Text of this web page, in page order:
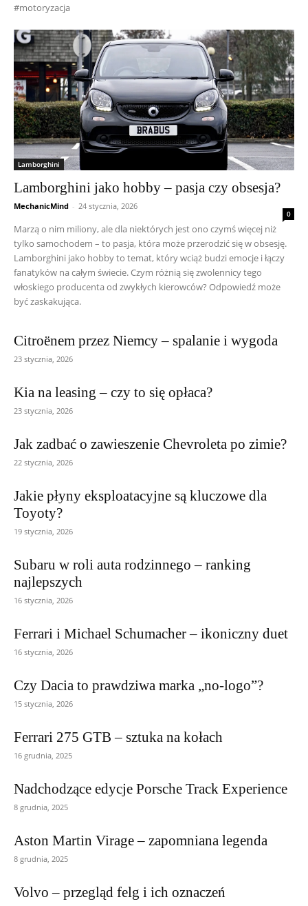
#motoryzacja
Lamborghini
Lamborghini jako hobby – pasja czy obsesja?
MechanicMind - 24 stycznia, 2026
0
Marzą o nim miliony, ale dla niektórych jest ono czymś więcej niż
tylko samochodem – to pasja, która może przerodzić się w obsesję.
Lamborghini jako hobby to temat, który wciąż budzi emocje i łączy
fanatyków na całym świecie. Czym różnią się zwolennicy tego
włoskiego producenta od zwykłych kierowców? Odpowiedź może
być zaskakująca.
Citroënem przez Niemcy – spalanie i wygoda
23 stycznia, 2026
Kia na leasing – czy to się opłaca?
23 stycznia, 2026
Jak zadbać o zawieszenie Chevroleta po zimie?
22 stycznia, 2026
Jakie płyny eksploatacyjne są kluczowe dla
Toyoty?
19 stycznia, 2026
Subaru w roli auta rodzinnego – ranking
najlepszych
16 stycznia, 2026
Ferrari i Michael Schumacher – ikoniczny duet
16 stycznia, 2026
Czy Dacia to prawdziwa marka „no-logo”?
15 stycznia, 2026
Ferrari 275 GTB – sztuka na kołach
16 grudnia, 2025
Nadchodzące edycje Porsche Track Experience
8 grudnia, 2025
Aston Martin Virage – zapomniana legenda
8 grudnia, 2025
Volvo – przegląd felg i ich oznaczeń